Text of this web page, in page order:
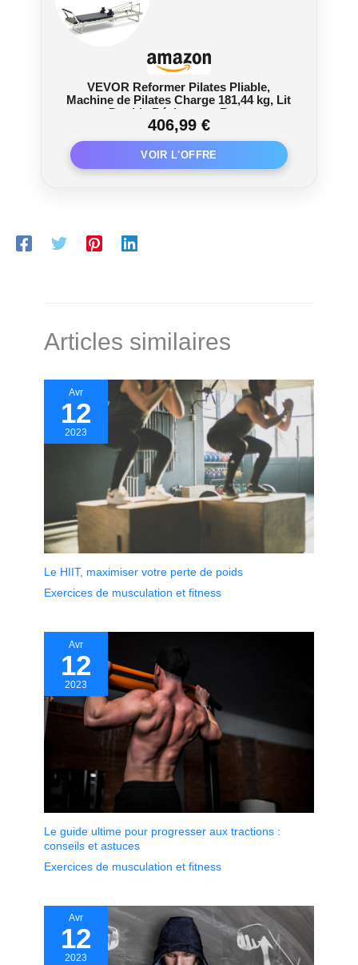
VEVOR Reformer Pilates Pliable,
Machine de Pilates Charge 181,44 kg, Lit
avec Double Résistance, Ressort et
Cordon, Ensemble de Réformateur pour
Utilisateurs Avancés et Débutants, Gym
Domicile Studio
406,99 €
Articles similaires
Avr
12
2023
Le HIIT, maximiser votre perte de poids
Exercices de musculation et fitness
Avr
12
2023
Le guide ultime pour progresser aux tractions :
conseils et astuces
Exercices de musculation et fitness
Avr
12
2023